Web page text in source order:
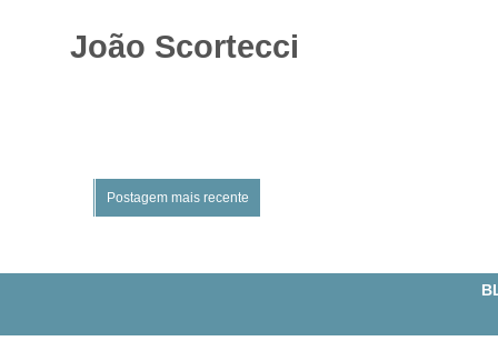
João Scortecci
Postagem mais recente